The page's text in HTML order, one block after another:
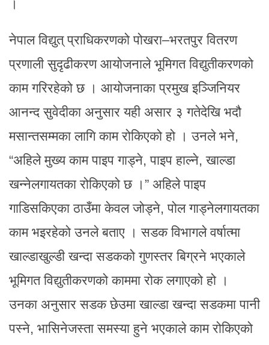
।
नेपाल विद्युत् प्राधिकरणको पोखरा–भरतपुर वितरण
प्रणाली सुदृढीकरण आयोजनाले भूमिगत विद्युतीकरणको
काम गरिरहेको छ । आयोजनाका प्रमुख इञ्जिनियर
आनन्द सुवेदीका अनुसार यही असार ३ गतेदेखि भदौ
मसान्तसम्मका लागि काम रोकिएको हो । उनले भने,
“अहिले मुख्य काम पाइप गाड्ने, पाइप हाल्ने, खाल्डा
खन्नेलगायतका रोकिएको छ ।” अहिले पाइप
गाडिसकिएका ठाउँमा केवल जोड्ने, पोल गाड्नेलगायतका
काम भइरहेको उनले बताए । सडक विभागले वर्षात्मा
खाल्डाखुल्डी खन्दा सडकको गुणस्तर बिग्रने भएकाले
भूमिगत विद्युतीकरणको काममा रोक लगाएको हो ।
उनका अनुसार सडक छेउमा खाल्डा खन्दा सडकमा पानी
पस्ने, भासिनेजस्ता समस्या हुने भएकाले काम रोकिएको